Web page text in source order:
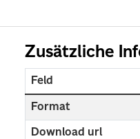
Zusätzliche
Feld
Format
Download url